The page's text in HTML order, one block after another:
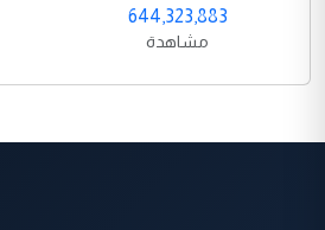
644,323,883
مشاهدة